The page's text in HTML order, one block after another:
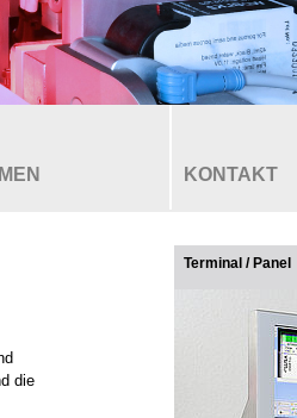
KONTAKT
die
Terminal / Panel